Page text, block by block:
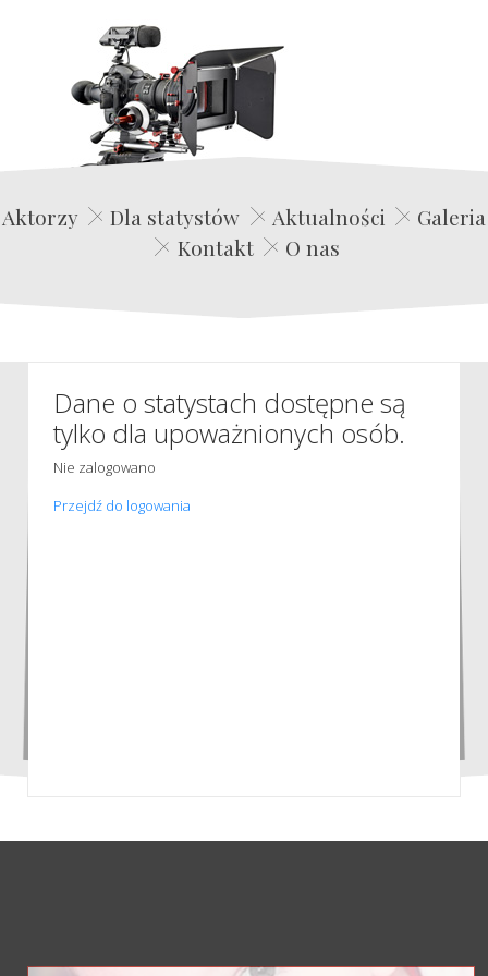
Edwin Film Agencja Aktorska
Aktorzy Dla statystów Aktualności
Galeria
Kontakt
O nas
Dane o statystach dostępne są
tylko dla upoważnionych osób.
Nie zalogowano
Przejdź do logowania